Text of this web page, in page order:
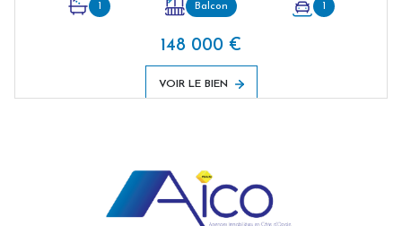
Balcon
148 000 €
VOIR LE BIEN